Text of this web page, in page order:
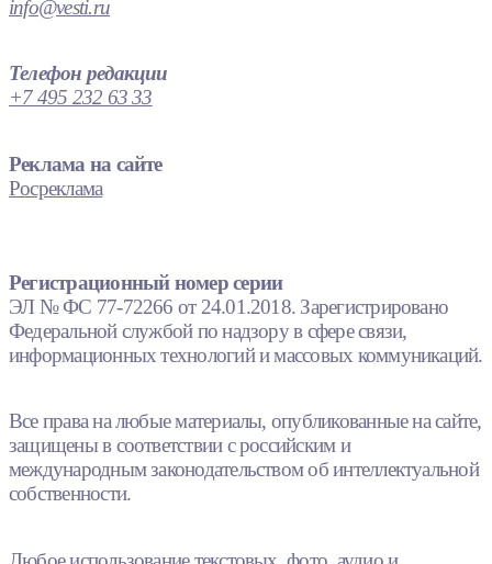
info@vesti.ru
Телефон редакции
+7 495 232 63 33
Реклама на сайте
Росреклама
Регистрационный номер серии
ЭЛ № ФС 77-72266 от 24.01.2018. Зарегистрировано
Федеральной службой по надзору в сфере связи,
информационных технологий и массовых коммуникаций.
Все права на любые материалы, опубликованные на сайте,
защищены в соответствии с российским и
международным законодательством об интеллектуальной
собственности.